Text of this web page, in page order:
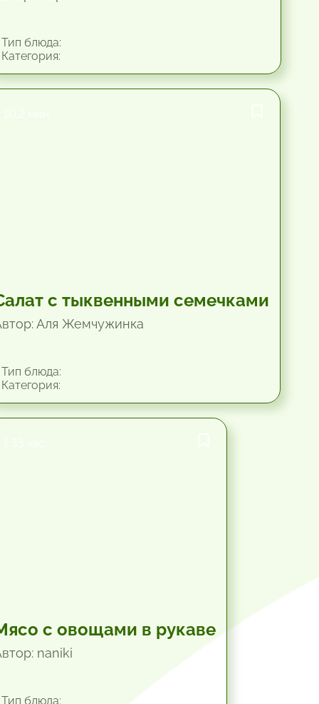
блюда:
с тыквенными семечками
Аля Жемчужинка
блюда:
с овощами в рукаве
naniki
блюда: